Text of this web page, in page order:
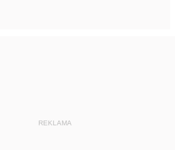
REKLAMA